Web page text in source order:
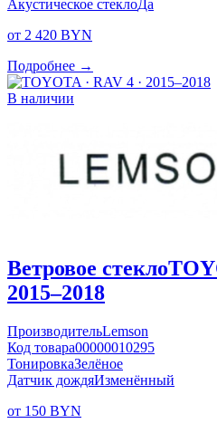
Акустическое стеклоДа
от 2 420 BYN
Подробнее →
В наличии
Ветровое стекло
2015–2018
ПроизводительLemson
Код товара00000010295
ТонировкаЗелёное
Датчик дождяИзменённый
от 150 BYN